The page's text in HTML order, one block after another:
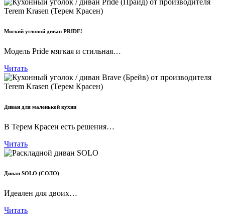
Мягкий угловой диван PRIDE!
Модель Pride мягкая и стильная…
Читать
Диван для маленькой кухни
В Терем Красен есть решения…
Читать
Диван SOLO (СОЛО)
Идеален для двоих…
Читать